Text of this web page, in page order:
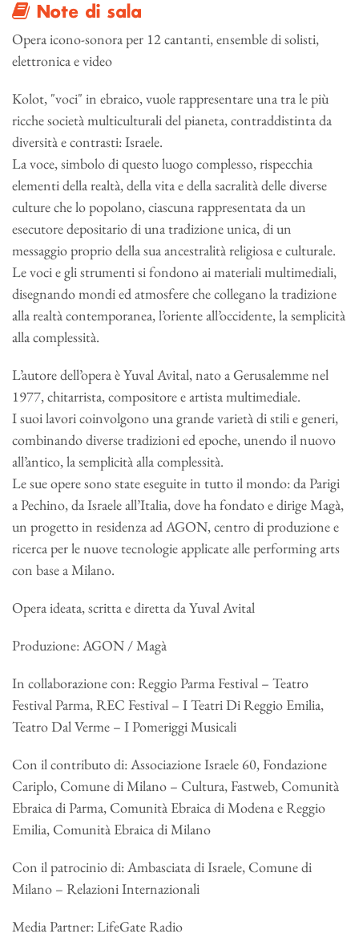
Note di sala
Opera icono-sonora per 12 cantanti, ensemble di solisti,
elettronica e video
Kolot, "voci" in ebraico, vuole rappresentare una tra le più
ricche società multiculturali del pianeta, contraddistinta da
diversità e contrasti: Israele.
La voce, simbolo di questo luogo complesso, rispecchia
elementi della realtà, della vita e della sacralità delle diverse
culture che lo popolano, ciascuna rappresentata da un
esecutore depositario di una tradizione unica, di un
messaggio proprio della sua ancestralità religiosa e culturale.
Le voci e gli strumenti si fondono ai materiali multimediali,
disegnando mondi ed atmosfere che collegano la tradizione
alla realtà contemporanea, l’oriente all’occidente, la semplicità
alla complessità.
L’autore dell’opera è Yuval Avital, nato a Gerusalemme nel
1977, chitarrista, compositore e artista multimediale.
I suoi lavori coinvolgono una grande varietà di stili e generi,
combinando diverse tradizioni ed epoche, unendo il nuovo
all’antico, la semplicità alla complessità.
Le sue opere sono state eseguite in tutto il mondo: da Parigi
a Pechino, da Israele all’Italia, dove ha fondato e dirige Magà,
un progetto in residenza ad AGON, centro di produzione e
ricerca per le nuove tecnologie applicate alle performing arts
con base a Milano.
Opera ideata, scritta e diretta da Yuval Avital
Produzione: AGON / Magà
In collaborazione con: Reggio Parma Festival – Teatro
Festival Parma, REC Festival – I Teatri Di Reggio Emilia,
Teatro Dal Verme – I Pomeriggi Musicali
Con il contributo di: Associazione Israele 60, Fondazione
Cariplo, Comune di Milano – Cultura, Fastweb, Comunità
Ebraica di Parma, Comunità Ebraica di Modena e Reggio
Emilia, Comunità Ebraica di Milano
Con il patrocinio di: Ambasciata di Israele, Comune di
Milano – Relazioni Internazionali
Media Partner: LifeGate Radio